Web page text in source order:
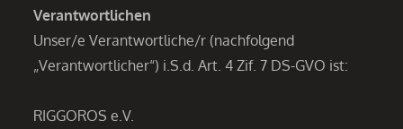
Verantwortlichen
Unser/e Verantwortliche/r (nachfolgend
„Verantwortlicher“) i.S.d. Art. 4 Zif. 7 DS-GVO ist:
RIGGOROS e.V.